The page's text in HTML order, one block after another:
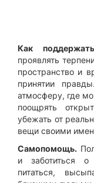
Как
проявлять
пространство и
принятии
атмосферу, где
поощрять
убежать от
вещи своими
Самопомощь.
и заботиться
питаться,